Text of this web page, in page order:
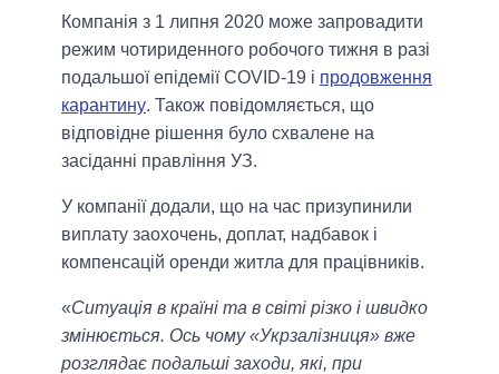
Компанія з 1 липня 2020 може запровадити
режим чотириденного робочого тижня в разі
подальшої епідемії COVID-19 і продовження
карантину. Також повідомляється, що
відповідне рішення було схвалене на
засіданні правління УЗ.
У компанії додали, що на час призупинили
виплату заохочень, доплат, надбавок і
компенсацій оренди житла для працівників.
«Ситуація в країні та в світі різко і швидко
змінюється. Ось чому «Укрзалізниця» вже
розглядає подальші заходи, які, при